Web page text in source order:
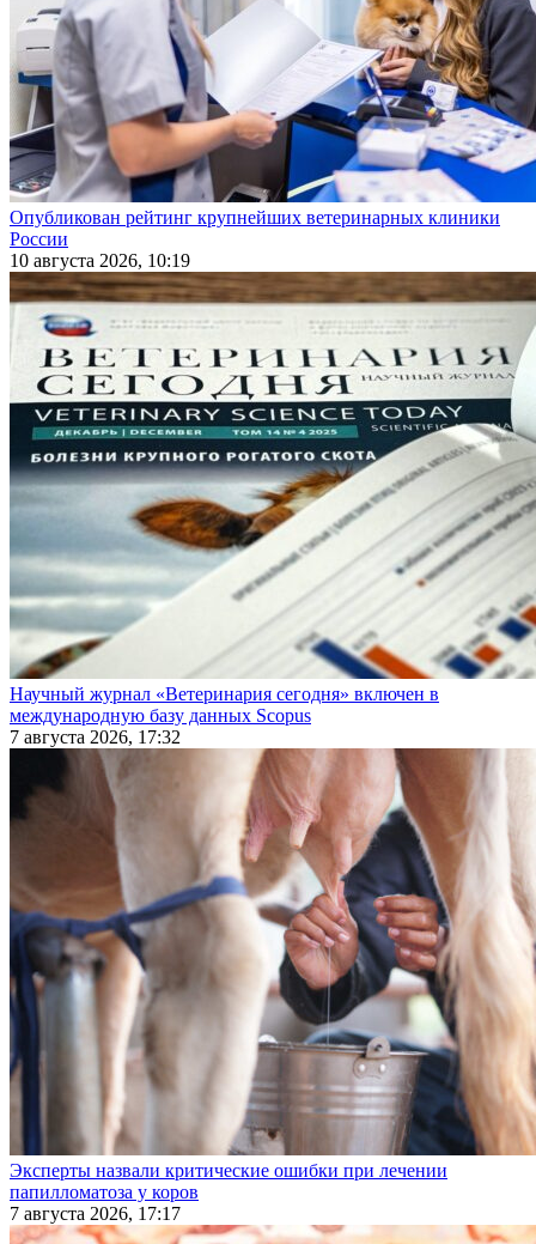
Опубликован рейтинг крупнейших ветеринарных клиники
России
10 августа 2026, 10:19
Научный журнал «Ветеринария сегодня» включен в
международную базу данных Scopus
7 августа 2026, 17:32
Эксперты назвали критические ошибки при лечении
папилломатоза у коров
7 августа 2026, 17:17